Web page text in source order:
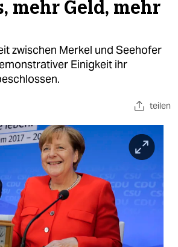
mehr Geld, mehr
zwischen Merkel und Seehofer
Einigkeit ihr
teilen